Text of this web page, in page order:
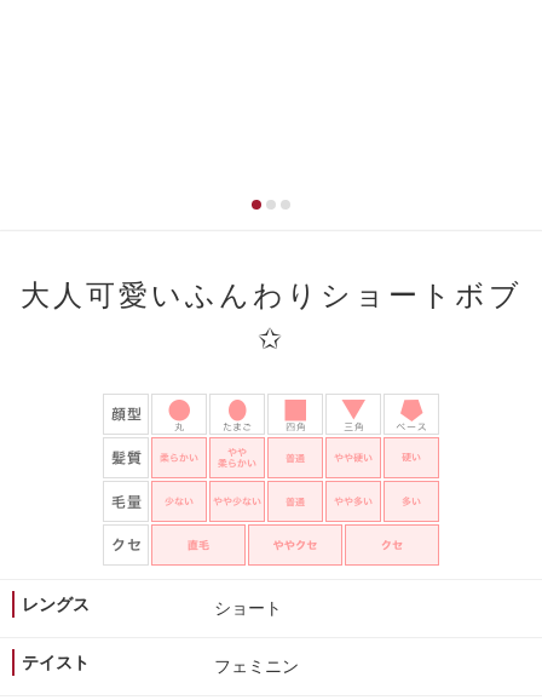
大人可愛いふんわりショートボブ
✩
レングス ショート
テイスト フェミニン